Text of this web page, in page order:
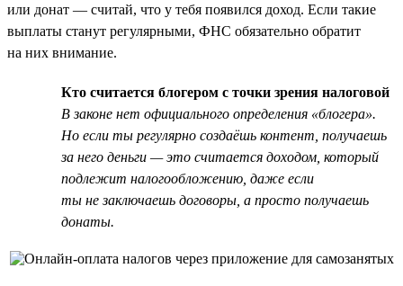
или донат — считай, что у тебя появился доход. Если такие
выплаты станут регулярными, ФНС обязательно обратит
на них внимание.
Кто считается блогером с точки зрения налоговой
В законе нет официального определения «блогера».
Но если ты регулярно создаёшь контент, получаешь
за него деньги — это считается доходом, который
подлежит налогообложению, даже если
ты не заключаешь договоры, а просто получаешь
донаты.